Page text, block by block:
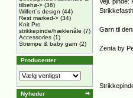
tilbehø-> (36)
Wilfert´s design (44)
Rest marked-> (34)
Knit Pro
strikkepinde/hæklenåle (7)
Accessories (1)
Strømpe & baby garn (2)
Producenter
Nyheder
Garn til
Zenta by